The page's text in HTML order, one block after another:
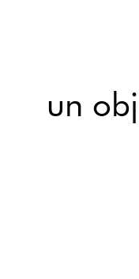
un